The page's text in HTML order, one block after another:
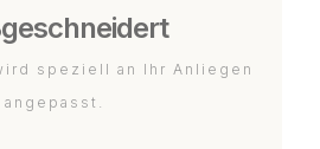
speziell an Ihr Anliegen
angepasst.